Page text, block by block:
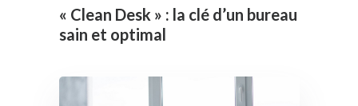
« Clean Desk » : la clé d’un bureau
sain et optimal